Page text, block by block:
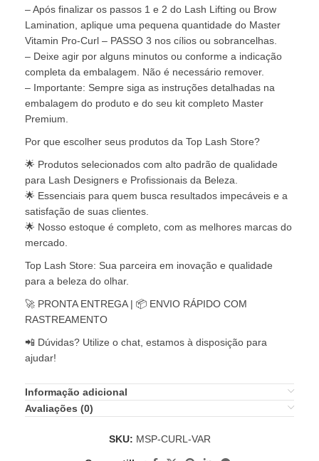
– Após finalizar os passos 1 e 2 do Lash Lifting ou Brow
Lamination, aplique uma pequena quantidade do Master
Vitamin Pro-Curl – PASSO 3 nos cílios ou sobrancelhas.
– Deixe agir por alguns minutos ou conforme a indicação
completa da embalagem. Não é necessário remover.
– Importante: Sempre siga as instruções detalhadas na
embalagem do produto e do seu kit completo Master
Premium.
Por que escolher seus produtos da Top Lash Store?
🌟 Produtos selecionados com alto padrão de qualidade
para Lash Designers e Profissionais da Beleza.
🌟 Essenciais para quem busca resultados impecáveis e a
satisfação de suas clientes.
🌟 Nosso estoque é completo, com as melhores marcas do
mercado.
Top Lash Store: Sua parceira em inovação e qualidade
para a beleza do olhar.
🚀 PRONTA ENTREGA | 📦 ENVIO RÁPIDO COM
RASTREAMENTO
📲 Dúvidas? Utilize o chat, estamos à disposição para
ajudar!
Informação adicional
Avaliações (0)
SKU: MSP-CURL-VAR